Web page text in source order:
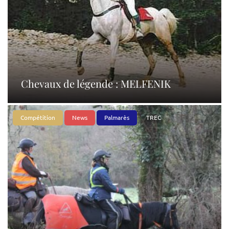
Chevaux de légende : MELFENIK
Compétition News Palmarès TREC